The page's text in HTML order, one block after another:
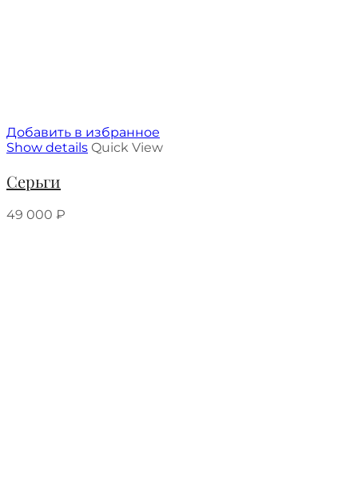
Добавить в избранное
Show details Quick View
Серьги
49 000 ₽